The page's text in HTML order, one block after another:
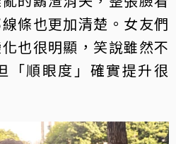
條也更加清楚。女友們
也很明顯，笑說雖然不
「順眼度」確實提升很